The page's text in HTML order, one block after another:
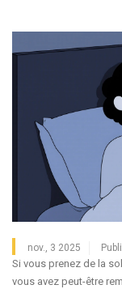
nov., 3 2025
Si vous prenez de la
vous avez peut-être